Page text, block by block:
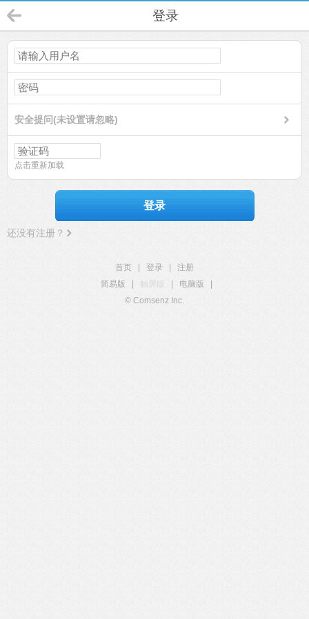
登录
安全提问(未设置请忽略)
点击重新加载
登录
还没有注册？
首页 登录
注册
简易版
触屏版 电脑版
© Comsenz Inc.